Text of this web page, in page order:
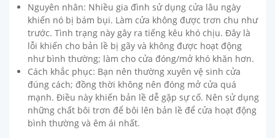
Nguyên nhân: Nhiều gia đình sử dụng cửa lâu ngày
khiến nó bị bám bụi. Làm cửa không được trơn chu như
trước. Tình trạng này gây ra tiếng kêu khó chịu. Đây là
lỗi khiến cho bản lề bị gãy và không được hoạt động
như bình thường; làm cho cửa đóng/mở khó khăn hơn.
Cách khắc phục: Bạn nên thường xuyên vệ sinh cửa
đúng cách; đồng thời không nên đóng mở cửa quá
mạnh. Điều này khiến bản lề dễ gặp sự cố. Nên sử dụng
những chất bôi trơn để bôi lên bản lề để cửa hoạt động
bình thường và êm ái nhất.